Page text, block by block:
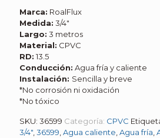
Marca: RoalFlux
Medida: 3/4″
Largo: 3 metros
Material: CPVC
RD: 13.5
Conducción: Agua fría y caliente
Instalación: Sencilla y breve
*No corrosión ni oxidación
*No tóxico
SKU: 36599 Categoría: CPVC
3/4" 36599 Agua caliente Agua fría